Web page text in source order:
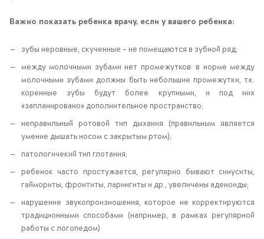
Важно показать ребенка врачу, если у вашего ребенка:
зубы неровные, скученные – не помещаются в зубной ряд;
между молочными зубами нет промежутков: в норме между
молочными зубами должны быть небольшие промежутки, т.к.
коренные зубы будут более крупными, и под них
«запланировано» дополнительное пространство;
неправильный ротовой тип дыхания (правильным является
умение дышать носом с закрытым ртом);
патологичекий тип глотания;
ребенок часто простужается, регулярно бывают синуситы,
гаймориты, фронтиты, ларингиты и др., увеличены аденоиды;
нарушение звукопроизношения, которое не корректируются
традиционными способами (например, в рамках регулярной
работы с логопедом)